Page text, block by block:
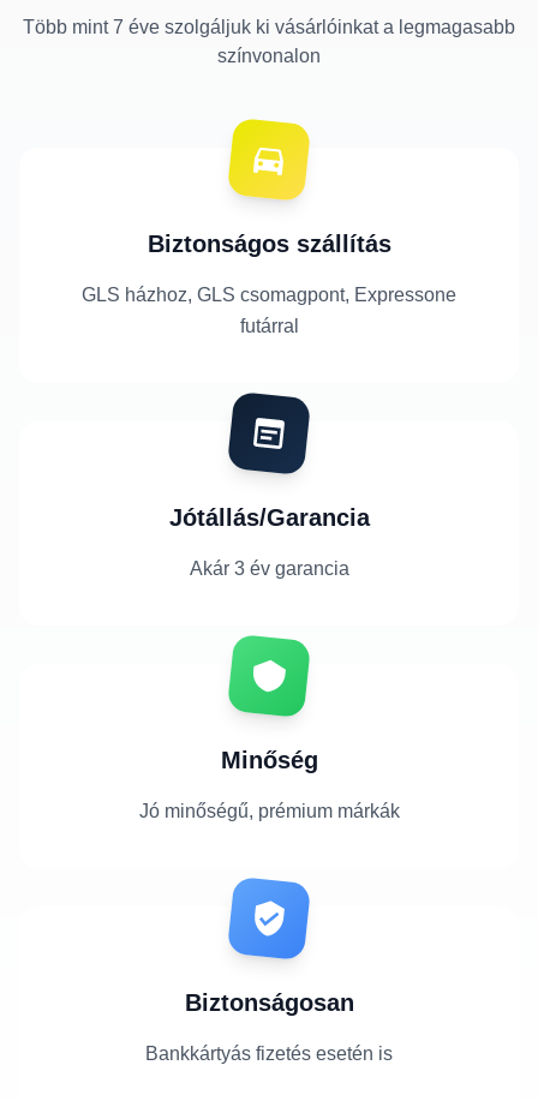
Több mint 7 éve szolgáljuk ki vásárlóinkat a legmagasabb
színvonalon
Biztonságos szállítás
GLS házhoz, GLS csomagpont, Expressone
futárral
Jótállás/Garancia
Akár 3 év garancia
Minőség
Jó minőségű, prémium márkák
Biztonságosan
Bankkártyás fizetés esetén is